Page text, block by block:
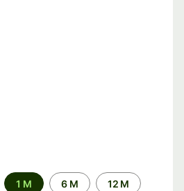
1 M 6 M 12 M